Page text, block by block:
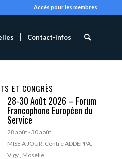
Accès pour les membres
Contact-infos
ET CONGRÈS
28-30 Août 2026 – Forum
Francophone Européen du
Service
28 août-30 août
MISE A JOUR: Centre ADDEPPA,
Vigy , Moselle